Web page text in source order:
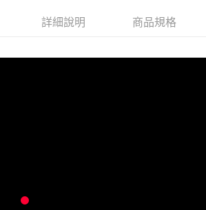
詳細說明 商品規格